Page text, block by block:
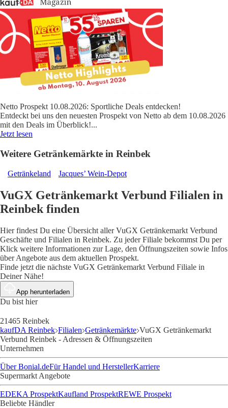
Netto Prospekt 10.08.2026: Sportliche Deals entdecken!
Entdeckt bei uns den neuesten Prospekt von Netto ab dem 10.08.2026
mit den Deals im Überblick!...
Jetzt lesen
Weitere Getränkemärkte in Reinbek
Getränkeland Jacques’ Wein-Depot
VuGX Getränkemarkt Verbund Filialen in
Reinbek finden
Hier findest Du eine Übersicht aller VuGX Getränkemarkt Verbund
Geschäfte und Filialen in Reinbek. Zu jeder Filiale bekommst Du per
Klick weitere Informationen zur Lage, den Öffnungszeiten sowie Infos
über Angebote aus dem aktuellen Prospekt.
Finde jetzt die nächste VuGX Getränkemarkt Verbund Filiale in
Deiner Nähe!
App herunterladen
Du bist hier
21465 Reinbek
kaufDA Reinbek Filialen Getränkemärkte VuGX Getränkemarkt
Verbund Reinbek - Adressen & Öffnungszeiten
Unternehmen
Über Bonial.deFür Handel und HerstellerKarriere
Supermarkt Angebote
EDEKA ProspektKaufland ProspektREWE Prospekt
Beliebte Händler